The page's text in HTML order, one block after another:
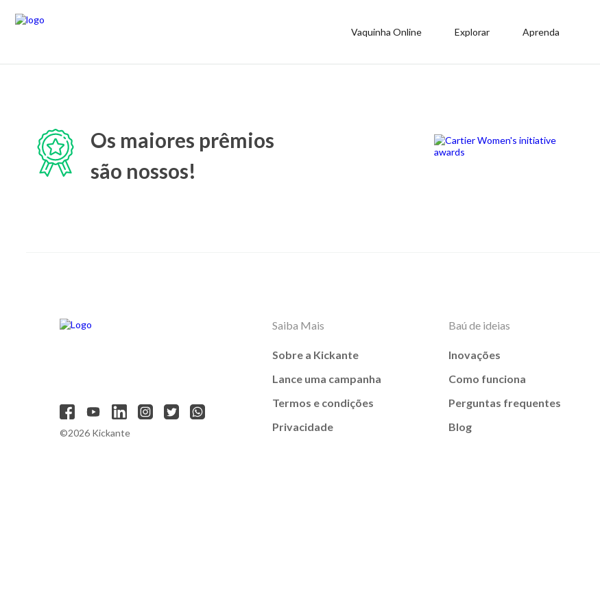
Vaquinha Online Explorar Aprenda
Os maiores prêmios
são nossos!
©2026 Kickante
Saiba Mais
Sobre a Kickante
Lance uma campanha
Termos e condições
Privacidade
Baú de ideias
Inovações
Como funciona
Perguntas frequentes
Blog